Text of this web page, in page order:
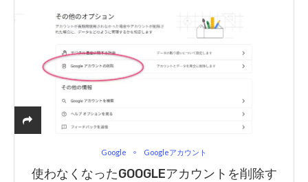
Google Googleアカウント
使わなくなったGOOGLEアカウントを削除す